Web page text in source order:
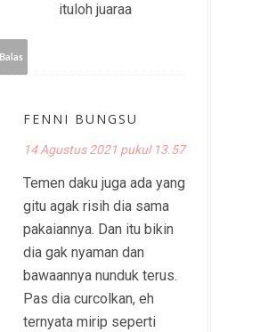
ituloh juaraa
Balas
FENNI BUNGSU
14 Agustus 2021 pukul 13.57
Temen daku juga ada yang
gitu agak risih dia sama
pakaiannya. Dan itu bikin
dia gak nyaman dan
bawaannya nunduk terus.
Pas dia curcolkan, eh
ternyata mirip seperti